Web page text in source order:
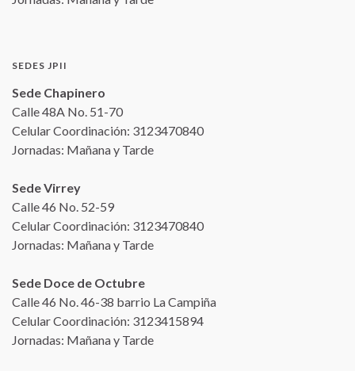
SEDES JPII
Sede Chapinero
Calle 48A No. 51-70
Celular Coordinación: 3123470840
Jornadas: Mañana y Tarde
Sede Virrey
Calle 46 No. 52-59
Celular Coordinación: 3123470840
Jornadas: Mañana y Tarde
Sede Doce de Octubre
Calle 46 No. 46-38 barrio La Campiña
Celular Coordinación: 3123415894
Jornadas: Mañana y Tarde